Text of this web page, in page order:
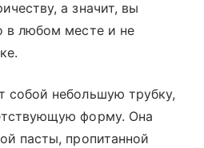
а значит, вы
в любом месте и не
собой небольшую трубку,
форму. Она
пасты, пропитанной